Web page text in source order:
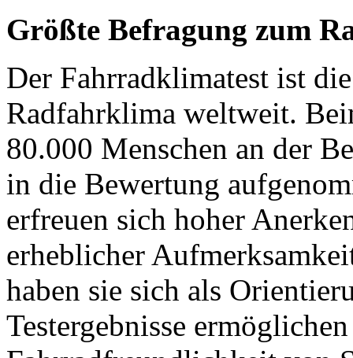
Größte Befragung zum
Der Fahrradklimatest ist
Radfahrklima weltweit.
80.000 Menschen an der
in die Bewertung
erfreuen sich hoher
erheblicher
haben sie sich als
Testergebnisse